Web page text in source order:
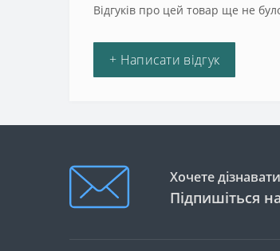
Відгуків про цей товар ще не
+ Написати відгук
Хочете
Підпишіться